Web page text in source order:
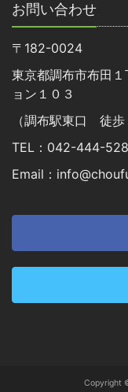
お問い合わせ
〒182-0024
東京都調布市布田
ョン１０３
（調布駅東口 徒歩
TEL：042-444-
Email：
Copyright